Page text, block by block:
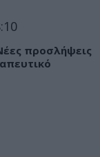
προσλήψεις